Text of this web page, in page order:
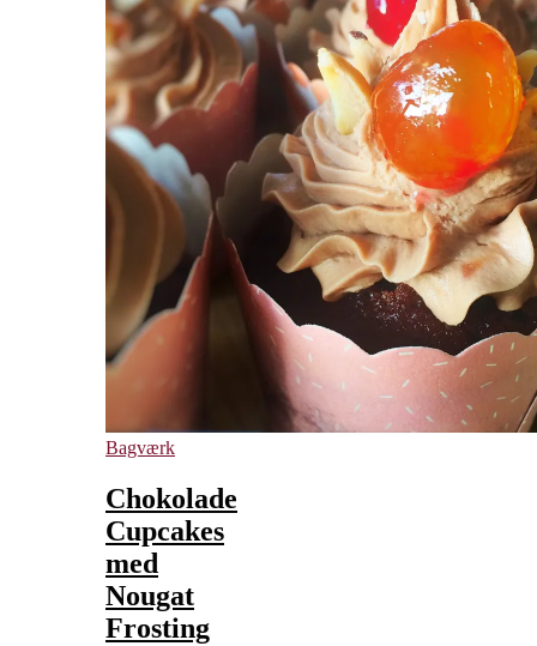
Bagværk
Chokolade
Cupcakes
med
Nougat
Frosting